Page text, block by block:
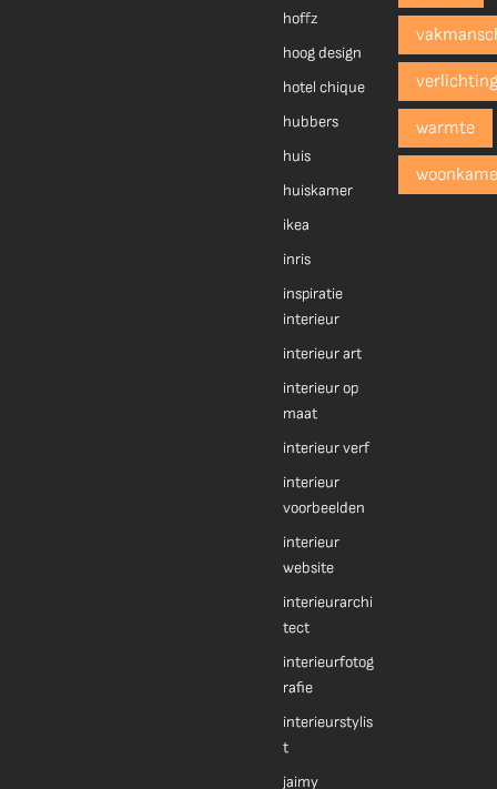
hoffz
hoog design
hotel chique
hubbers
huis
huiskamer
ikea
inris
inspiratie
interieur
interieur art
interieur op
maat
interieur verf
interieur
voorbeelden
interieur
website
interieurarchi
tect
interieurfotog
rafie
interieurstylis
t
jaimy
warmte